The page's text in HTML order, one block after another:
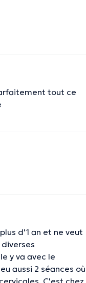
tout ce
d'1 an et ne veut
y va avec le
aussi 2 séances où
C'est chez